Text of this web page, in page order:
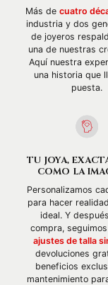
Más de cuatro
industria y dos
de joyeros
una de nuestras
Aquí nuestra
una historia que
puesta.
TU JOYA,
COMO LA
Personalizamos
para hacer
ideal. Y
compra,
ajustes de talla
devoluciones
beneficios
mantenimiento